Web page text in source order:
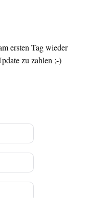
ersten Tag wieder
zu zahlen ;-)